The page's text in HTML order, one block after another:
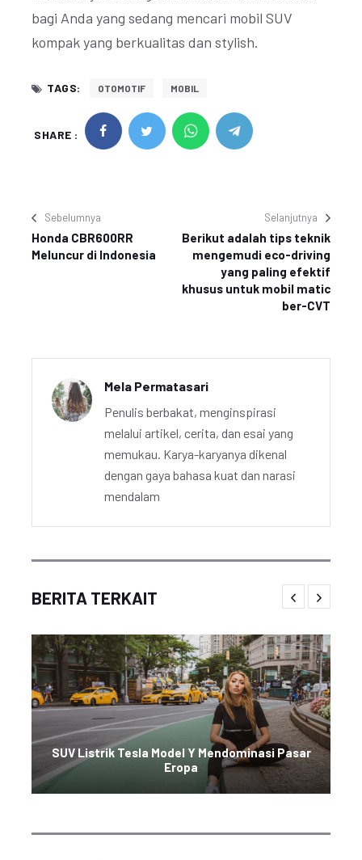
bagi Anda yang sedang mencari mobil SUV
kompak yang berkualitas dan stylish.
TAGS: OTOMOTIF MOBIL
SHARE :
Sebelumnya
Honda CBR600RR
Meluncur di Indonesia
Selanjutnya
Berikut adalah tips teknik
mengemudi eco-driving
yang paling efektif
khusus untuk mobil matic
ber-CVT
Mela Permatasari
Penulis berbakat, menginspirasi
melalui artikel, cerita, dan esai yang
memukau. Karya-karyanya dikenal
dengan gaya bahasa kuat dan narasi
mendalam
BERITA TERKAIT
SUV Listrik Tesla Model Y Mendominasi Pasar
Eropa